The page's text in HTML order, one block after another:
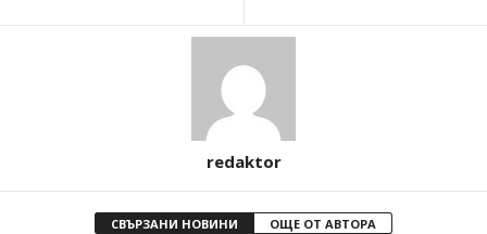
redaktor
СВЪРЗАНИ НОВИНИ ОЩЕ ОТ АВТОРА